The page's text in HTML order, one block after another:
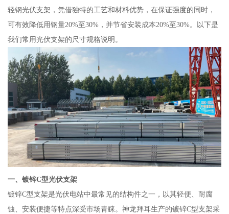
轻钢光伏支架，凭借独特的工艺和材料优势，在保证强度的同时，
可有效降低用钢量20%至30%，并节省安装成本20%至30%。以下是
我们常用光伏支架的尺寸规格说明。
一、镀锌C型光伏支架
镀锌C型支架是光伏电站中最常见的结构件之一，以其轻便、耐腐
蚀、安装便捷等特点深受市场青睐。神龙拜耳生产的镀锌C型支架采